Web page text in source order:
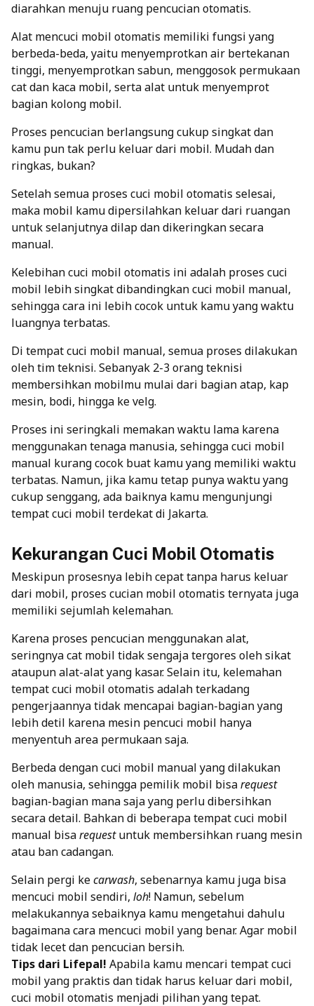
diarahkan menuju ruang pencucian otomatis.
Alat mencuci mobil otomatis memiliki fungsi yang
berbeda-beda, yaitu menyemprotkan air bertekanan
tinggi, menyemprotkan sabun, menggosok permukaan
cat dan kaca mobil, serta alat untuk menyemprot
bagian kolong mobil.
Proses pencucian berlangsung cukup singkat dan
kamu pun tak perlu keluar dari mobil. Mudah dan
ringkas, bukan?
Setelah semua proses cuci mobil otomatis selesai,
maka mobil kamu dipersilahkan keluar dari ruangan
untuk selanjutnya dilap dan dikeringkan secara
manual.
Kelebihan cuci mobil otomatis ini adalah proses cuci
mobil lebih singkat dibandingkan cuci mobil manual,
sehingga cara ini lebih cocok untuk kamu yang waktu
luangnya terbatas.
Di tempat cuci mobil manual, semua proses dilakukan
oleh tim teknisi. Sebanyak 2-3 orang teknisi
membersihkan mobilmu mulai dari bagian atap, kap
mesin, bodi, hingga ke velg.
Proses ini seringkali memakan waktu lama karena
menggunakan tenaga manusia, sehingga cuci mobil
manual kurang cocok buat kamu yang memiliki waktu
terbatas. Namun, jika kamu tetap punya waktu yang
cukup senggang, ada baiknya kamu mengunjungi
tempat cuci mobil terdekat di Jakarta.
Kekurangan Cuci Mobil Otomatis
Meskipun prosesnya lebih cepat tanpa harus keluar
dari mobil, proses cucian mobil otomatis ternyata juga
memiliki sejumlah kelemahan.
Karena proses pencucian menggunakan alat,
seringnya cat mobil tidak sengaja tergores oleh sikat
ataupun alat-alat yang kasar. Selain itu, kelemahan
tempat cuci mobil otomatis adalah terkadang
pengerjaannya tidak mencapai bagian-bagian yang
lebih detil karena mesin pencuci mobil hanya
menyentuh area permukaan saja.
Berbeda dengan cuci mobil manual yang dilakukan
oleh manusia, sehingga pemilik mobil bisarequest
bagian-bagian mana saja yang perlu dibersihkan
secara detail. Bahkan di beberapa tempat cuci mobil
manual bisarequestuntuk membersihkan ruang mesin
atau ban cadangan.
Selain pergi kecarwash, sebenarnya kamu juga bisa
mencuci mobil sendiri, loh! Namun, sebelum
melakukannya sebaiknya kamu mengetahui dahulu
bagaimana cara mencuci mobil yang benar. Agar mobil
tidak lecet dan pencucian bersih.
Tips dari Lifepal! Apabila kamu mencari tempat cuci
mobil yang praktis dan tidak harus keluar dari mobil,
cuci mobil otomatis menjadi pilihan yang tepat.